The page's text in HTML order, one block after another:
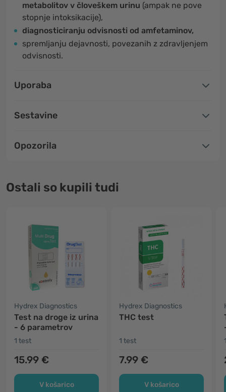
metabolitov v človeškem urinu (ampak ne pove
stopnje intoksikacije),
diagnosticiranju odvisnosti od amfetaminov,
spremljanju dejavnosti, povezanih z zdravljenjem
odvisnosti.
Uporaba
Sestavine
Opozorila
Ostali so kupili tudi
Hydrex Diagnostics
Test na droge iz urina
- 6 parametrov
1 test
15.99 €
V košarico
Hydrex Diagnostics
THC test
1 test
7.99 €
V košarico